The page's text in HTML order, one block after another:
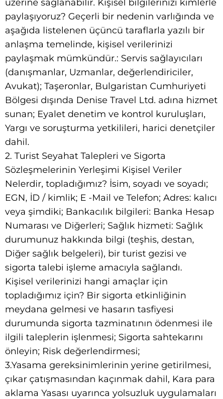
üzerine sağlanabilir. Kişisel bilgilerinizi kimlerle
paylaşıyoruz? Geçerli bir nedenin varlığında ve
aşağıda listelenen üçüncü taraflarla yazılı bir
anlaşma temelinde, kişisel verilerinizi
paylaşmak mümkündür.: Servis sağlayıcıları
(danışmanlar, Uzmanlar, değerlendiriciler,
Avukat); Taşeronlar, Bulgaristan Cumhuriyeti
Bölgesi dışında Denise Travel Ltd. adına hizmet
sunan; Eyalet denetim ve kontrol kuruluşları,
Yargı ve soruşturma yetkilileri, harici denetçiler
dahil.
2. Turist Seyahat Talepleri ve Sigorta
Sözleşmelerinin Yerleşimi Kişisel Veriler
Nelerdir, topladığımız? İsim, soyadı ve soyadı;
EGN, İD / kimlik; E -Mail ve Telefon; Adres: kalıcı
veya şimdiki; Bankacılık bilgileri: Banka Hesap
Numarası ve Diğerleri; Sağlık hizmeti: Sağlık
durumunuz hakkında bilgi (teşhis, destan,
Diğer sağlık belgeleri), bir turist gezisi ve
sigorta talebi işleme amacıyla sağlandı.
Kişisel verilerinizi hangi amaçlar için
topladığımız için? Bir sigorta etkinliğinin
meydana gelmesi ve hasarın tasfiyesi
durumunda sigorta tazminatının ödenmesi ile
ilgili taleplerin işlenmesi; Sigorta sahtekarını
önleyin; Risk değerlendirmesi;
3.Yasama gereksinimlerinin yerine getirilmesi,
çıkar çatışmasından kaçınmak dahil, Kara para
aklama Yasası uyarınca yolsuzluk uygulamaları